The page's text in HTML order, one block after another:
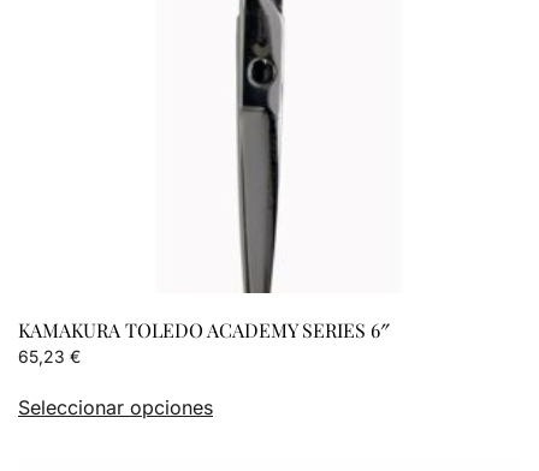
KAMAKURA TOLEDO ACADEMY SERIES 6″
65,23 €
Seleccionar opcionesproducto